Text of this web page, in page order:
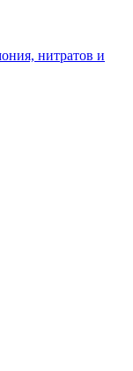
нитратов и